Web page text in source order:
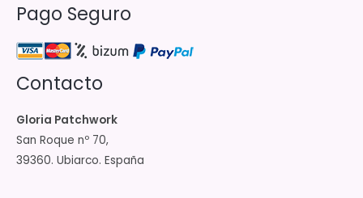
Pago Seguro
Contacto
Gloria Patchwork
San Roque nº 70,
39360. Ubiarco. España